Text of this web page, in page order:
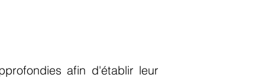
afin d'établir leur